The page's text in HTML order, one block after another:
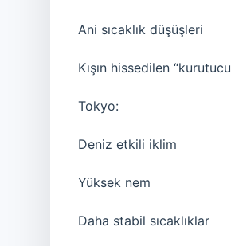
Ani sıcaklık düşüşleri
Kışın hissedilen
Tokyo:
Deniz etkili iklim
Yüksek nem
Daha stabil sıcaklıklar